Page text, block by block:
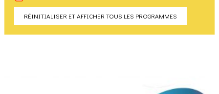
RÉINITIALISER ET AFFICHER TOUS LES PROGRAMMES